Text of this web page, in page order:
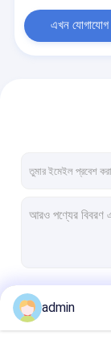
এখন যোগাযোগ
admin